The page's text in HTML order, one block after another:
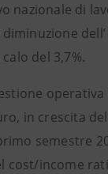
nazionale di
dell’
del 3,7%.
in crescita
semestre
cost/income